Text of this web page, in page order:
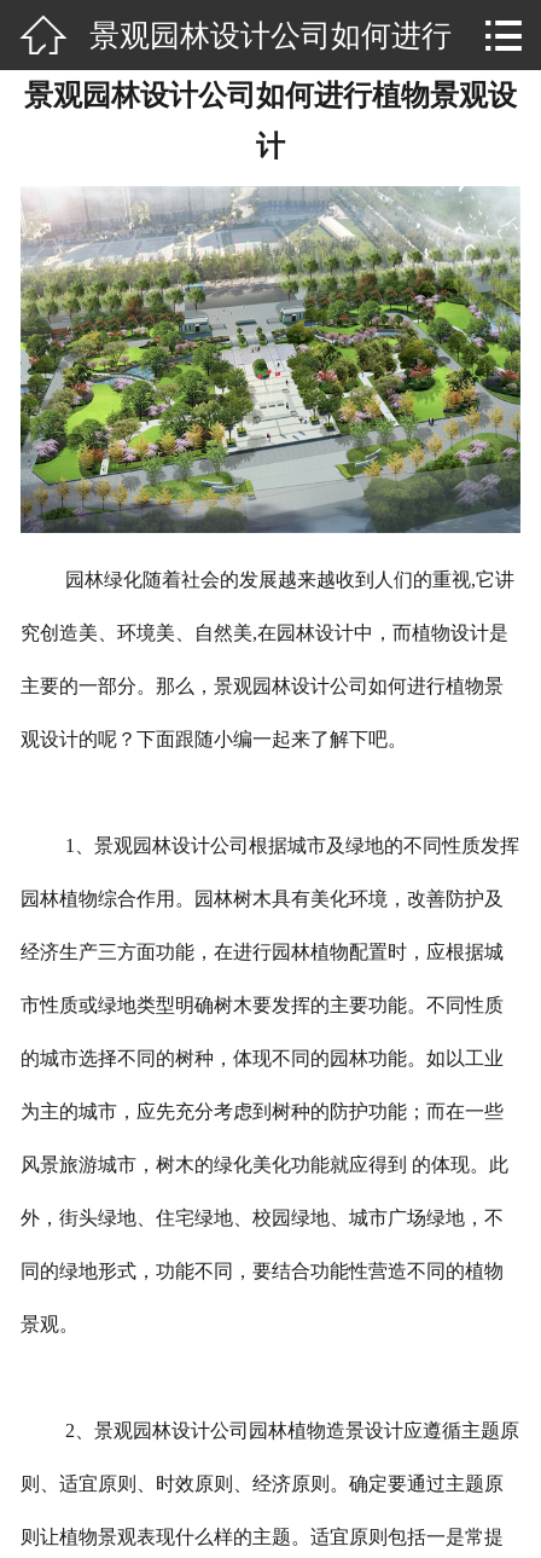
 网站首页
公司介绍
品牌文化
空间设计
规划设计
荣誉资质
新闻资讯
视频专区
联系我们
工程案例
 景观园林设计公司如何进行
植物景观设计

景观园林设计公司如何进行植物景观设
计
园林绿化随着社会的发展越来越收到人们的重视,它讲
究创造美、环境美、自然美,在园林设计中，而植物设计是
主要的一部分。那么，景观园林设计公司如何进行植物景
观设计的呢？下面跟随小编一起来了解下吧。
1、景观园林设计公司根据城市及绿地的不同性质发挥
园林植物综合作用。园林树木具有美化环境，改善防护及
经济生产三方面功能，在进行园林植物配置时，应根据城
市性质或绿地类型明确树木要发挥的主要功能。不同性质
的城市选择不同的树种，体现不同的园林功能。如以工业
为主的城市，应先充分考虑到树种的防护功能；而在一些
风景旅游城市，树木的绿化美化功能就应得到 的体现。此
外，街头绿地、住宅绿地、校园绿地、城市广场绿地，不
同的绿地形式，功能不同，要结合功能性营造不同的植物
景观。
2、景观园林设计公司园林植物造景设计应遵循主题原
则、适宜原则、时效原则、经济原则。确定要通过主题原
则让植物景观表现什么样的主题。适宜原则包括一是常提